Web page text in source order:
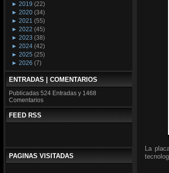
► 2019 (22)
► 2020 (34)
► 2021 (55)
► 2022 (45)
► 2023 (38)
► 2024 (42)
► 2025 (25)
► 2026 (7)
ENTRADAS | COMENTARIOS
Publicadas 524 Entradas y 1468
Comentarios
FEED RSS
PAGINAS VISITADAS
La